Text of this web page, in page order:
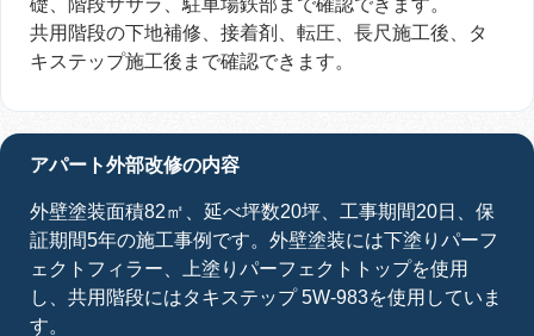
礎、階段ササラ、駐車場鉄部まで確認できます。
共用階段の下地補修、接着剤、転圧、長尺施工後、タ
キステップ施工後まで確認できます。
アパート外部改修の内容
外壁塗装面積82㎡、延べ坪数20坪、工事期間20日、保
証期間5年の施工事例です。外壁塗装には下塗りパーフ
ェクトフィラー、上塗りパーフェクトトップを使用
し、共用階段にはタキステップ 5W-983を使用していま
す。